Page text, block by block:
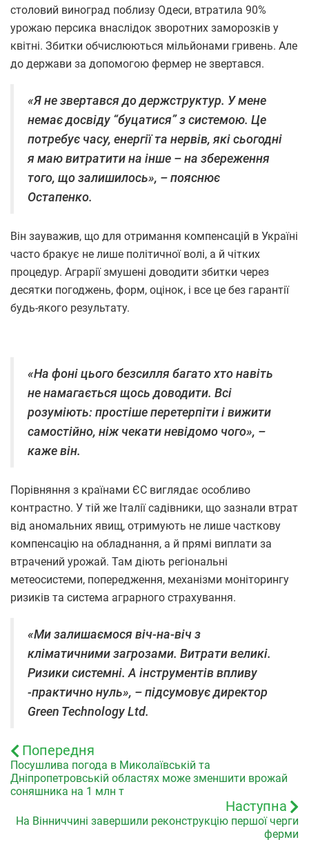
столовий виноград поблизу Одеси, втратила 90%
урожаю персика внаслідок зворотних заморозків у
квітні. Збитки обчислюються мільйонами гривень. Але
до держави за допомогою фермер не звертався.
«Я не звертався до держструктур. У мене
немає досвіду “буцатися” з системою. Це
потребує часу, енергії та нервів, які сьогодні
я маю витратити на інше – на збереження
того, що залишилось», – пояснює
Остапенко.
Він зауважив, що для отримання компенсацій в Україні
часто бракує не лише політичної волі, а й чітких
процедур. Аграрії змушені доводити збитки через
десятки погоджень, форм, оцінок, і все це без гарантії
будь-якого результату.
«На фоні цього безсилля багато хто навіть
не намагається щось доводити. Всі
розуміють: простіше перетерпіти і вижити
самостійно, ніж чекати невідомо чого», –
каже він.
Порівняння з країнами ЄС виглядає особливо
контрастно. У тій же Італії садівники, що зазнали втрат
від аномальних явищ, отримують не лише часткову
компенсацію на обладнання, а й прямі виплати за
втрачений урожай. Там діють регіональні
метеосистеми, попередження, механізми моніторингу
ризиків та система аграрного страхування.
«Ми залишаємося віч-на-віч з
кліматичними загрозами. Витрати великі.
Ризики системні. А інструментів впливу
-практично нуль», – підсумовує директор
Green Technology Ltd.
Попередня
Посушлива погода в Миколаївській та
Дніпропетровській областях може зменшити врожай
соняшника на 1 млн т
Наступна
На Вінниччині завершили реконструкцію першої черги
ферми